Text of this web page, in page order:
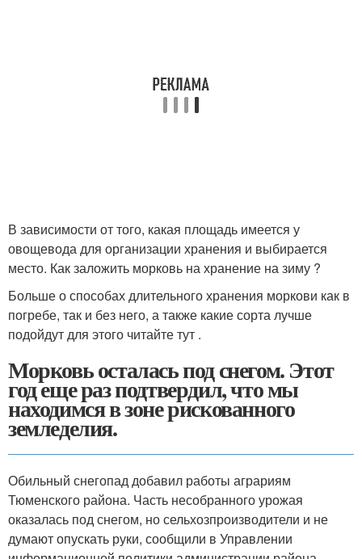
В зависимости от того, какая площадь имеется у
овощевода для организации хранения и выбирается
место. Как заложить морковь на хранение на зиму ?
Больше о способах длительного хранения моркови как в
погребе, так и без него, а также какие сорта лучше
подойдут для этого читайте тут .
Морковь осталась под снегом. Этот
год еще раз подтвердил, что мы
находимся в зоне рискованного
земледелия.
Обильный снегопад добавил работы аграриям
Тюменского района. Часть несобранного урожая
оказалась под снегом, но сельхозпроизводители и не
думают опускать руки, сообщили в Управлении